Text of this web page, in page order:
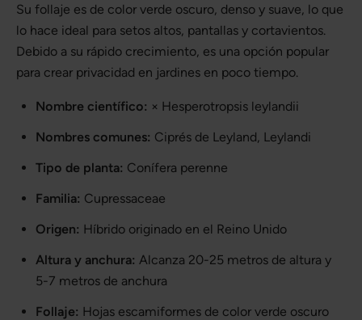
Su follaje es de color verde oscuro, denso y suave, lo que
lo hace ideal para setos altos, pantallas y cortavientos.
Debido a su rápido crecimiento, es una opción popular
para crear privacidad en jardines en poco tiempo.
Nombre científico: × Hesperotropsis leylandii
Nombres comunes: Ciprés de Leyland, Leylandi
Tipo de planta: Conífera perenne
Familia: Cupressaceae
Origen: Híbrido originado en el Reino Unido
Altura y anchura: Alcanza 20-25 metros de altura y
5-7 metros de anchura
Follaje: Hojas escamiformes de color verde oscuro